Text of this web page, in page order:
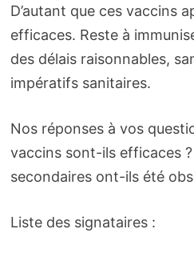
D’autant que ces vaccins
efficaces. Reste à
des délais raisonnables,
impératifs sanitaires.
Nos réponses à vos
vaccins sont-ils efficaces
secondaires ont-ils été
Liste des signataires :